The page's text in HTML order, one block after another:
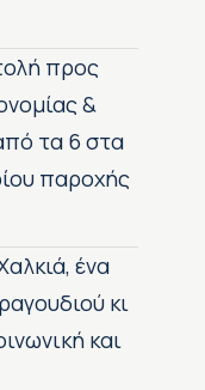
προς
&
τα 6 στα
παροχής
ένα
κι
και